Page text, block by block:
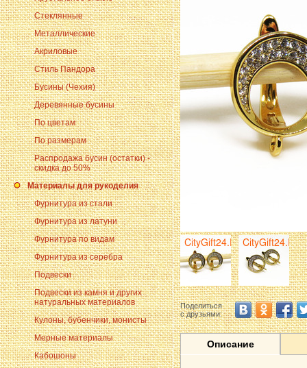
Стеклянные
Металлические
Акриловые
Стиль Пандора
Бусины (Чехия)
Деревянные бусины
По цветам
По размерам
Распродажа бусин (остатки) -
скидка до 50%
Материалы для рукоделия
Фурнитура из стали
Фурнитура из латуни
Фурнитура по видам
Фурнитура из серебра
Подвески
Подвески из камня и других
натуральных материалов
Кулоны, бубенчики, монисты
Мерные материалы
Кабошоны
Поделиться
с друзьями:
Описание